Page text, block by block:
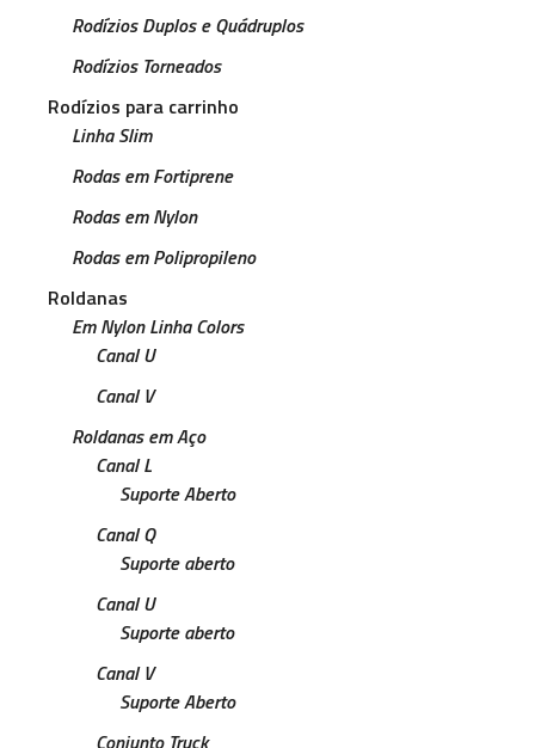
Rodízios Duplos e Quádruplos
Rodízios Torneados
Rodízios para carrinho
Linha Slim
Rodas em Fortiprene
Rodas em Nylon
Rodas em Polipropileno
Roldanas
Em Nylon Linha Colors
Canal U
Canal V
Roldanas em Aço
Canal L
Suporte Aberto
Canal Q
Suporte aberto
Canal U
Suporte aberto
Canal V
Suporte Aberto
Conjunto Truck